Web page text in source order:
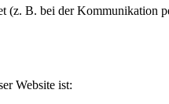
(z. B. bei der
Website ist: